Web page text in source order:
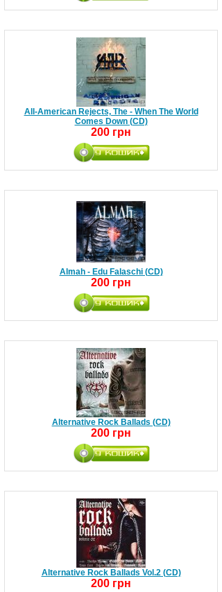
All-American Rejects, The - When The World
Comes Down (CD)
200 грн
Almah - Edu Falaschi (CD)
200 грн
Alternative Rock Ballads (CD)
200 грн
Alternative Rock Ballads Vol.2 (CD)
200 грн